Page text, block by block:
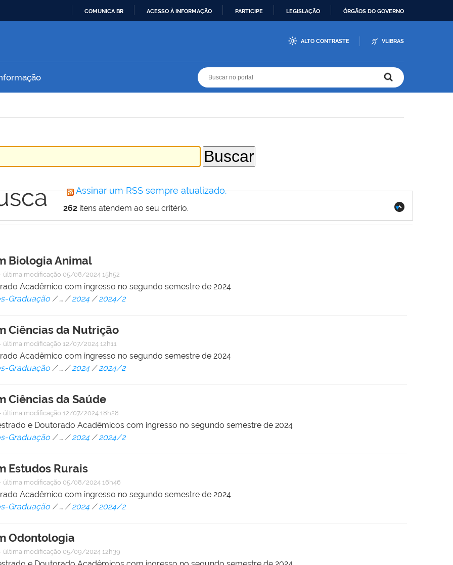
COMUNICA BR ACESSO À INFORMAÇÃO PARTICIPE LEGISLAÇÃO ÓRGÃOS DO GOVERNO
ALTO CONTRASTE VLIBRAS
Assinar um RSS sempre atualizado.
262 itens atendem ao seu critério.
Biologia Animal
última modificação 05/08/2024 15h52
Acadêmico com ingresso no segundo semestre de 2024
Graduação /… /2024 /2024/2
Ciências da Nutrição
última modificação 12/07/2024 12h11
Acadêmico com ingresso no segundo semestre de 2024
Graduação /… /2024 /2024/2
Ciências da Saúde
última modificação 12/07/2024 18h28
e Doutorado Acadêmicos com ingresso no segundo semestre de 2024
Graduação /… /2024 /2024/2
Estudos Rurais
última modificação 05/08/2024 16h46
Acadêmico com ingresso no segundo semestre de 2024
Graduação /… /2024 /2024/2
Odontologia
última modificação 05/09/2024 12h39